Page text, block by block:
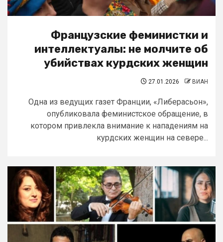
Французские феминистки и
интеллектуалы: не молчите об
убийствах курдских женщин
27.01.2026 ВИАН
Одна из ведущих газет Франции, «Либерасьон»,
опубликовала феминистское обращение, в
котором привлекла внимание к нападениям на
курдских женщин на севере...